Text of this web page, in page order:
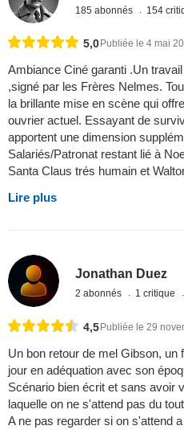
185 abonnés 154
5,0 Publiée le 4 mai
Ambiance Ciné garanti .Un
,signé par les Frères Nelmes.
la brillante mise en scène qui
ouvrier actuel. Essayant de
apportent une dimension
Salariés/Patronat restant lié à
Santa Claus trés humain et
Lire plus
Jonathan Duez
2 abonnés 1 critique
4,5Publiée le 29
Un bon retour de mel Gibson, un
jour en adéquation avec son
Scénario bien écrit et sans avoir
laquelle on ne s'attend pas du
A ne pas regarder si on s'attend